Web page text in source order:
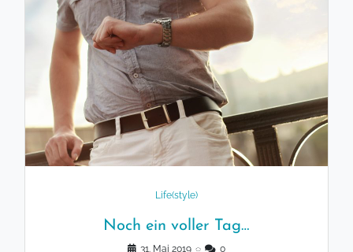
Life(style)
Noch ein voller Tag…
31. Mai 2019 ◌ 0